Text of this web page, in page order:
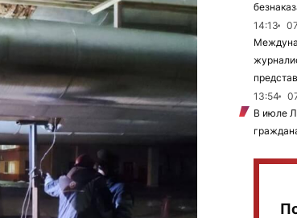
14:13
13:54
В июле